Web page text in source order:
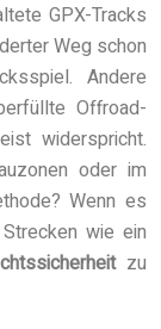
GPX-Tracks
Weg schon
Andere
Offroad-
widerspricht.
oder im
Wenn es
wie ein
zu